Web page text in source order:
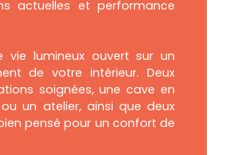
actuelles et performance
vie lumineux ouvert sur un
de votre intérieur. Deux
soignées, une cave en
un atelier, ainsi que deux
pensé pour un confort de